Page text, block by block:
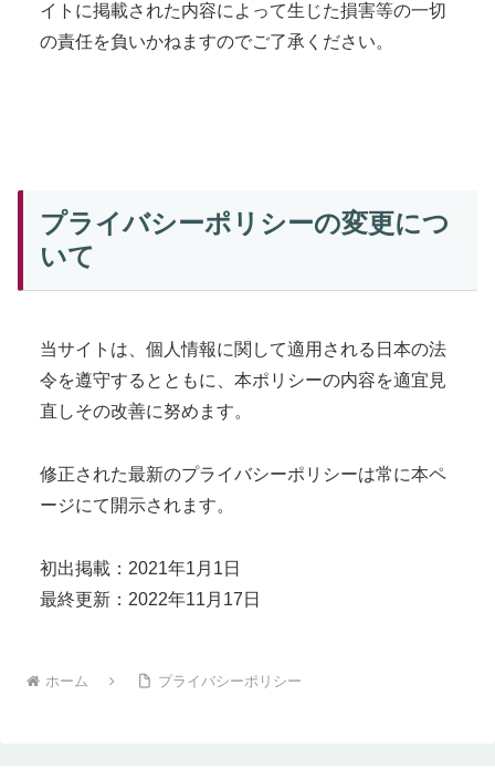
イトに掲載された内容によって生じた損害等の一切
の責任を負いかねますのでご了承ください。
プライバシーポリシーの変更につ
いて
当サイトは、個人情報に関して適用される日本の法
令を遵守するとともに、本ポリシーの内容を適宜見
直しその改善に努めます。
修正された最新のプライバシーポリシーは常に本ペ
ージにて開示されます。
初出掲載：2021年1月1日
最終更新：2022年11月17日
ホーム プライバシーポリシー